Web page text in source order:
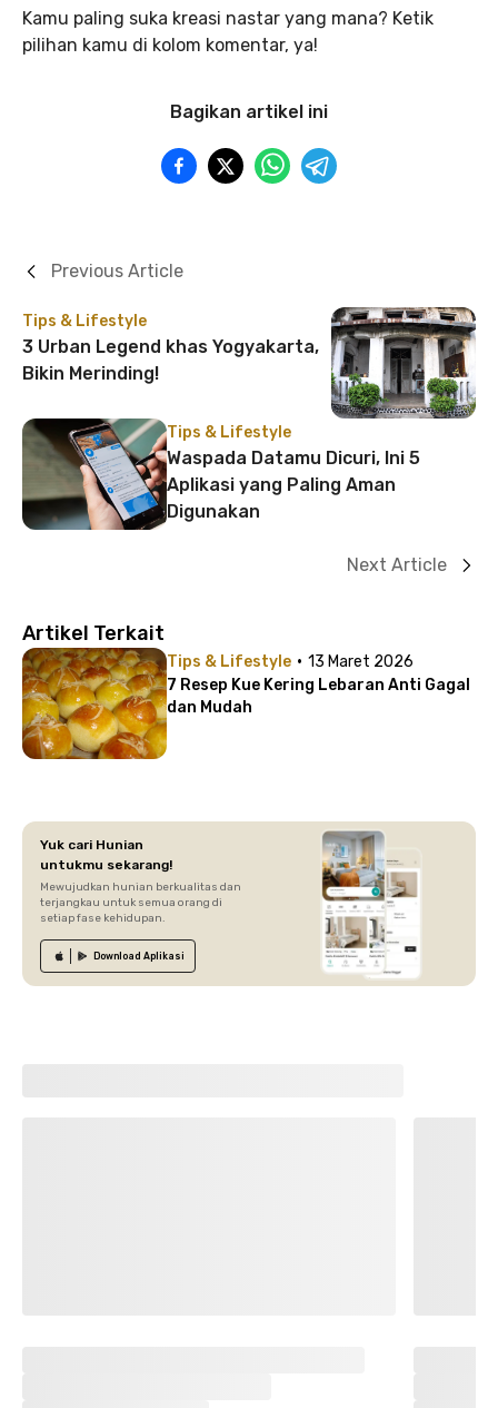
Kamu paling suka kreasi nastar yang mana? Ketik
pilihan kamu di kolom komentar, ya!
Bagikan artikel ini
Tips & Lifestyle
3 Urban Legend khas Yogyakarta,
Bikin Merinding!
Previous Article
Tips & Lifestyle
Waspada Datamu Dicuri, Ini 5
Aplikasi yang Paling Aman
Digunakan
Next Article
Artikel Terkait
Tips & Lifestyle · 13 Maret 2026
7 Resep Kue Kering Lebaran Anti Gagal
dan Mudah
Yuk cari Hunian
untukmu sekarang!
Mewujudkan hunian berkualitas dan
terjangkau untuk semua orang di
setiap fase kehidupan.
Download Aplikasi